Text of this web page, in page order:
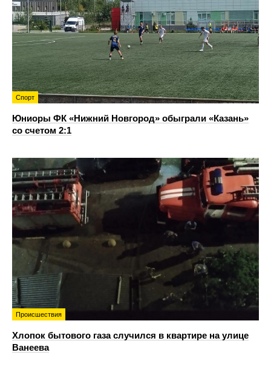
Спорт
Юниоры ФК «Нижний Новгород» обыграли «Казань»
со счетом 2:1
Происшествия
Хлопок бытового газа случился в квартире на улице
Ванеева